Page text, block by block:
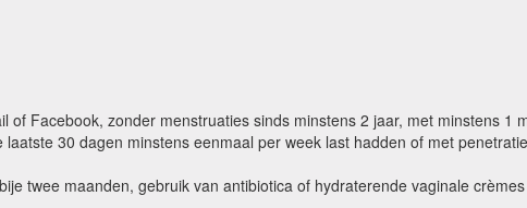
Facebook, zonder menstruaties sinds minstens 2 jaar, met minstens 1
30 dagen minstens eenmaal per week last hadden of met
twee maanden, gebruik van antibiotica of hydraterende vaginale